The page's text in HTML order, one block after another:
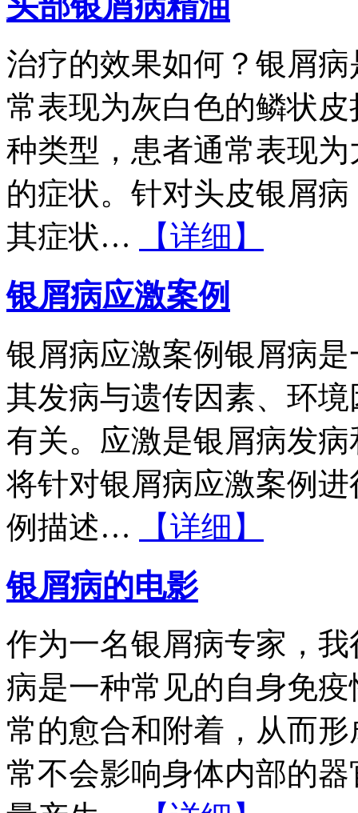
治疗的效果如何？银屑
常表现为灰白色的鳞状
种类型，患者通常表现
的症状。针对头皮银屑
其症状…
【详细】
银屑病应激案例
银屑病应激案例银屑病
其发病与遗传因素、环
有关。应激是银屑病发
将针对银屑病应激案例
例描述…
【详细】
银屑病的电影
作为一名银屑病专家，
病是一种常见的自身免
常的愈合和附着，从而
常不会影响身体内部的